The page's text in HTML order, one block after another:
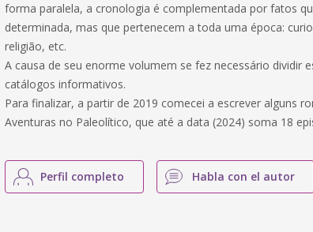
forma paralela, a cronologia é complementada por fatos
determinada, mas que pertenecem a toda uma época:
religião, etc.
A causa de seu enorme volumem se fez necessário dividir
catálogos informativos.
Para finalizar, a partir de 2019 comecei a escrever alguns
Aventuras no Paleolítico, que até a data (2024) soma 18
Perfil completo Habla con el autor